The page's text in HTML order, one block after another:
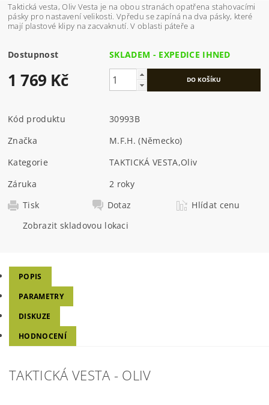
Taktická vesta, Oliv Vesta je na obou stranách opatřena stahovacími
pásky pro nastavení velikosti. Vpředu se zapíná na dva pásky, které
mají plastové klipy na zacvaknutí. V oblasti páteře a
Dostupnost SKLADEM - EXPEDICE IHNED
1 769 Kč
Kód produktu
30993B
Značka
M.F.H. (Německo)
Kategorie
TAKTICKÁ VESTA,Oliv
Záruka
2 roky
Tisk
Dotaz
Hlídat cenu
Zobrazit skladovou lokaci
POPIS
PARAMETRY
DISKUZE
HODNOCENÍ
TAKTICKÁ VESTA - OLIV